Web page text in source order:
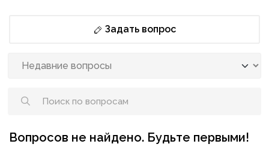
Задать вопрос
Вопросов не найдено. Будьте первыми!